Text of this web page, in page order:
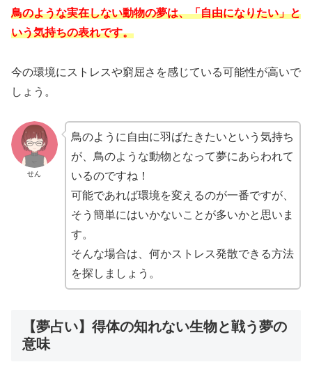
鳥のような実在しない動物の夢は、「自由になりたい」と
いう気持ちの表れです。
今の環境にストレスや窮屈さを感じている可能性が高いで
しょう。
せん
鳥のように自由に羽ばたきたいという気持ち
が、鳥のような動物となって夢にあらわれて
いるのですね！
可能であれば環境を変えるのが一番ですが、
そう簡単にはいかないことが多いかと思いま
す。
そんな場合は、何かストレス発散できる方法
を探しましょう。
【夢占い】得体の知れない生物と戦う夢の
意味